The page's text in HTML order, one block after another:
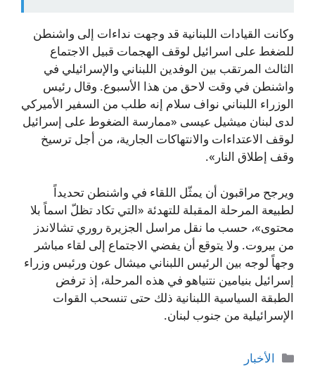
وكانت القيادات اللبنانية قد وجهت نداءات إلى واشنطن
للضغط على اسرائيل لوقف الهجمات قبيل الاجتماع
الثالث المرتقب بين الوفدين اللبناني والإسرائيلي في
واشنطن في وقت لاحق من هذا الأسبوع. وقال رئيس
الوزراء اللبناني نواف سلام إنه طلب من السفير الأميركي
لدى لبنان ميشيل عيسى «ممارسة الضغوط على إسرائيل
لوقف الاعتداءات والانتهاكات الجارية، من أجل ترسيخ
وقف إطلاق النار».
ويرجح مراقبون أن يمثّل اللقاء في واشنطن تحديداً
لطبيعة المرحلة المقبلة للتهدئة «التي تكاد تظلّ اسماً بلا
محتوى»، حسب ما نقل مراسل الجزيرة روري تشالاندز
من بيروت. ولا يتوقع أن يفضي الاجتماع إلى لقاء مباشر
وجهاً لوجه بين الرئيس اللبناني ميشال عون ورئيس وزراء
إسرائيل بنيامين نتنياهو في هذه المرحلة، إذ ترفض
الطبقة السياسية اللبنانية ذلك حتى تنسحب القوات
الإسرائيلية من جنوب لبنان.
التصنيفات
الأخبار